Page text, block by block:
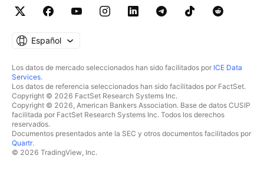
Español
Los datos de mercado seleccionados han sido facilitados por ICE Data
Services.
Los datos de referencia seleccionados han sido facilitados por FactSet.
Copyright © 2026 FactSet Research Systems Inc.
Copyright © 2026, American Bankers Association. Base de datos CUSIP
facilitada por FactSet Research Systems Inc. Todos los derechos
reservados.
Documentos presentados ante la SEC y otros documentos facilitados por
Quartr.
© 2026 TradingView, Inc.